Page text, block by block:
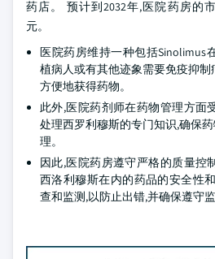
药店。 预计到2032年,医院药房的
元。
医院药房维持一种包括Sinolimus
植病人或有其他迹象需要免疫抑
方便地获得药物。
此外,医院药剂师在药物管理方面
处理西罗利穆斯的专门知识,确保
理。
因此,医院药房遵守严格的质量控
西洛利穆斯在内的药品的安全性
查和监测,以防止出错,并确保遵守监